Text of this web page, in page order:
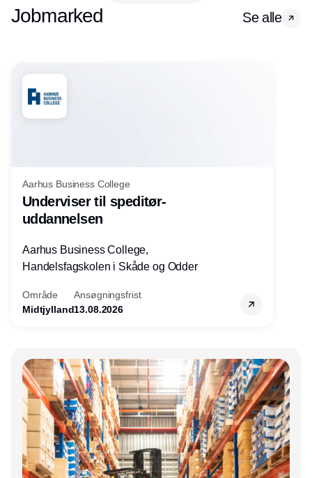
Jobmarked Se alle
Aarhus Business College
Underviser til speditør-
uddannelsen
Aarhus Business College,
Handelsfagskolen i Skåde og Odder
Område
Midtjylland
Ansøgningsfrist
13.08.2026
Annonce